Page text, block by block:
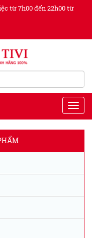
từ 7h00 đến 22h00 từ